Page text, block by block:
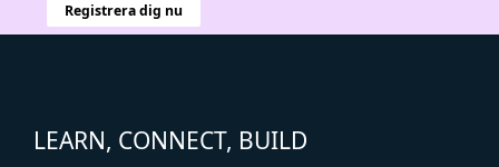
Registrera dig nu
LEARN, CONNECT, BUILD